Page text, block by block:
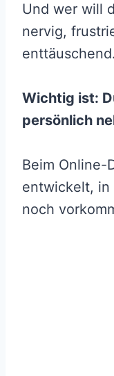
Und wer will
nervig,
enttäuschend.
Wichtig ist:
persönlich
Beim Online-
entwickelt, in
noch